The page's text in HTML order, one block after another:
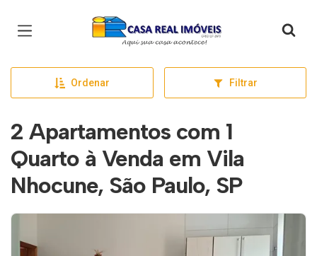
Página inicial
Ordenar Filtrar
2 Apartamentos com 1
Quarto à Venda em Vila
Nhocune, São Paulo, SP